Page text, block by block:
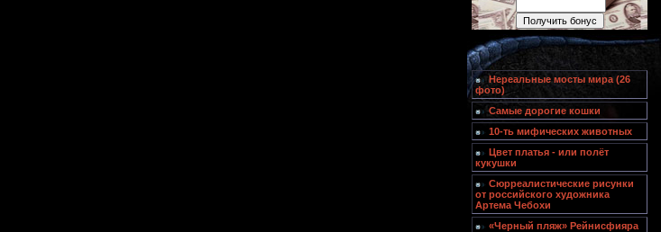
Нереальные мосты мира (26
фото)
Самые дорогие кошки
10-ть мифических животных
Цвет платья - или полёт
кукушки
Сюрреалистические рисунки
от российского художника
Артема Чебохи
«Черный пляж» Рейнисфияра